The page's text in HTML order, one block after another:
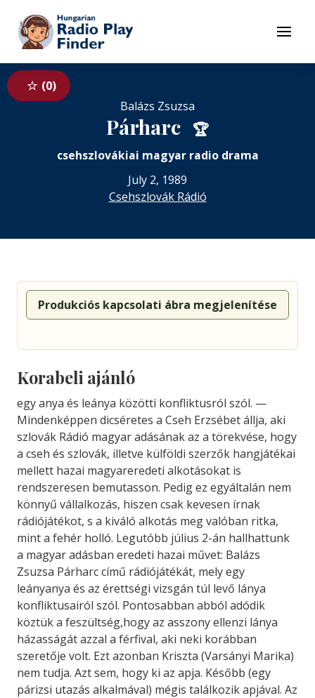
To contents
Menu
0
Balázs Zsuzsa
Párharc 🏆
csehszlovákiai magyar radio drama
July 2, 1989
Csehszlovák Rádió
Produkciós kapcsolati ábra megjelenítése
Korabeli ajánló
egy anya és leánya közötti konfliktusról szól. —
Mindenképpen dicséretes a Cseh Erzsébet állja, aki
szlovák Rádió magyar adásának az a törekvése, hogy
a cseh és szlovák, illetve külföldi szerzők hangjátékai
mellett hazai magyareredeti alkotásokat is
rendszeresen bemutasson. Pedig ez egyáltalán nem
könnyű vállalkozás, hiszen csak kevesen írnak
rádiójátékot, s a kiváló alkotás meg valóban ritka,
mint a fehér holló. Legutóbb július 2-án hallhattunk
a magyar adásban eredeti hazai művet: Balázs
Zsuzsa Párharc című rádiójátékát, mely egy
leányanya és az érettségi vizsgán túl levő lánya
konfliktusairól szól. Pontosabban abból adódik
köztük a feszültség,hogy az asszony ellenzi lánya
házasságát azzal a férfival, aki neki korábban
szeretője volt. Ezt azonban Kriszta (Varsányi Marika)
nem tudja. Azt sem, hogy ki az apja. Később (egy
párizsi utazás alkalmával) mégis találkozik apjával. Az